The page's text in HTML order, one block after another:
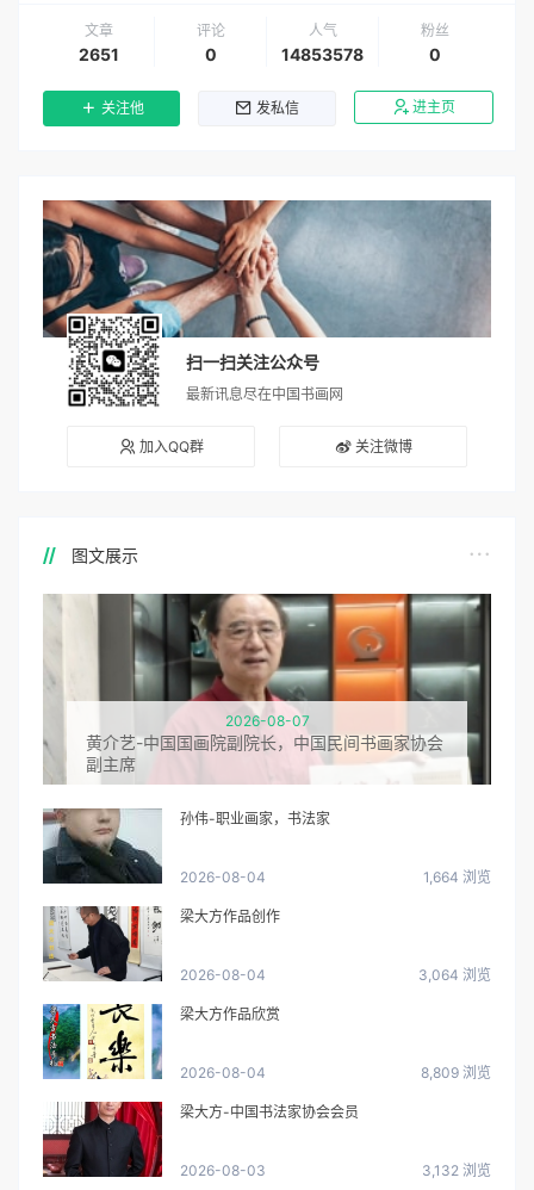
文章
2651
评论
0
人气
14853578
粉丝
0
关注他 发私信 进主页
扫一扫关注公众号
最新讯息尽在中国书画网
加入QQ群 关注微博
图文展示
2026-08-07
黄介艺-中国国画院副院长，中国民间书画家协会
副主席
孙伟-职业画家，书法家
2026-08-04 1,664 浏览
梁大方作品创作
2026-08-04 3,064 浏览
梁大方作品欣赏
2026-08-04 8,809 浏览
梁大方-中国书法家协会会员
2026-08-03 3,132 浏览